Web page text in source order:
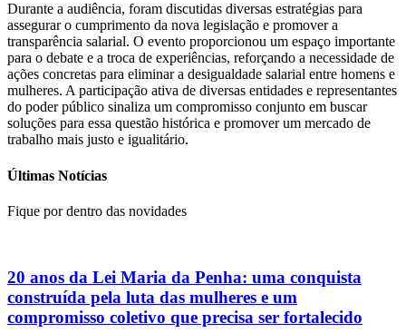
Durante a audiência, foram discutidas diversas estratégias para
assegurar o cumprimento da nova legislação e promover a
transparência salarial. O evento proporcionou um espaço importante
para o debate e a troca de experiências, reforçando a necessidade de
ações concretas para eliminar a desigualdade salarial entre homens e
mulheres. A participação ativa de diversas entidades e representantes
do poder público sinaliza um compromisso conjunto em buscar
soluções para essa questão histórica e promover um mercado de
trabalho mais justo e igualitário.
Últimas Notícias
Fique por dentro das novidades
20 anos da Lei Maria da Penha: uma conquista
construída pela luta das mulheres e um
compromisso coletivo que precisa ser fortalecido